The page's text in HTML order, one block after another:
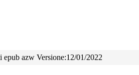
azw Versione:12/01/2022